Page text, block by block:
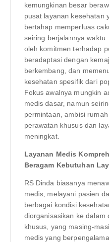
kemungkinan besar
pusat layanan kesehatan
bertahap memperluas
seiring berjalannya
oleh komitmen terhadap
beradaptasi dengan
berkembang, dan
kesehatan spesifik dari
Fokus awalnya mungkin
medis dasar, namun
permintaan, ambisi
perawatan khusus dan
meningkat.
Layanan Medis
Beragam Kebutuhan
RS Dinda biasanya
medis, melayani pasien
berbagai kondisi
diorganisasikan ke dalam
khusus, yang masing-
medis yang